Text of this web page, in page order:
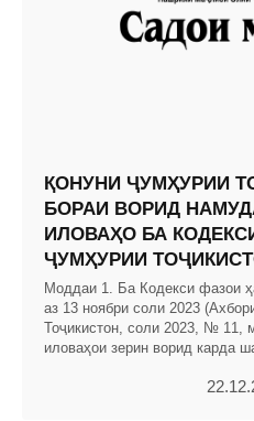
ҚОНУНИ ҶУМҲУРИИ
БОРАИ ВОРИД
ИЛОВАҲО БА
ҶУМҲУРИИ
Моддаи 1. Ба Кодекси фазои
аз 13 ноябри соли 2023
Тоҷикистон, соли 2023, № 11,
иловаҳои зерин ворид карда